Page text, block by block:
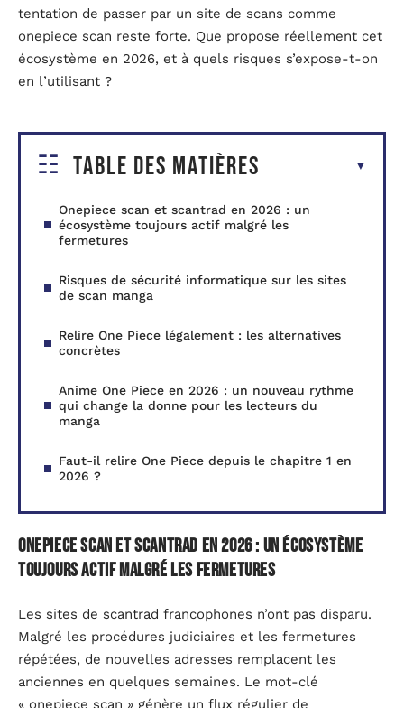
tentation de passer par un site de scans comme
onepiece scan reste forte. Que propose réellement cet
écosystème en 2026, et à quels risques s’expose-t-on
en l’utilisant ?
Table des matières
Onepiece scan et scantrad en 2026 : un
écosystème toujours actif malgré les
fermetures
Risques de sécurité informatique sur les sites
de scan manga
Relire One Piece légalement : les alternatives
concrètes
Anime One Piece en 2026 : un nouveau rythme
qui change la donne pour les lecteurs du
manga
Faut-il relire One Piece depuis le chapitre 1 en
2026 ?
Onepiece scan et scantrad en 2026 : un écosystème
toujours actif malgré les fermetures
Les sites de scantrad francophones n’ont pas disparu.
Malgré les procédures judiciaires et les fermetures
répétées, de nouvelles adresses remplacent les
anciennes en quelques semaines. Le mot-clé
« onepiece scan » génère un flux régulier de